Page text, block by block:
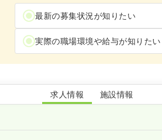
最新の募集状況が知りたい
実際の職場環境や給与が知りたい
Tenon 千葉市若葉区
求人情報 施設情報